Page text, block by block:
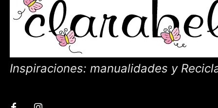
Inspiraciones: manualidades y